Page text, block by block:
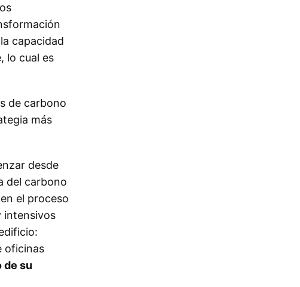
capacidad
lo cual es
de carbono
más
desde
del carbono
el proceso
intensivos
oficinas
de su